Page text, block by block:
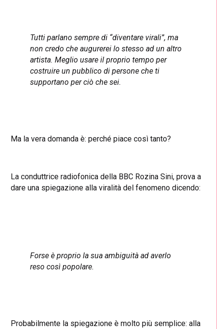
Tutti parlano sempre di “diventare virali”, ma
non credo che augurerei lo stesso ad un altro
artista. Meglio usare il proprio tempo per
costruire un pubblico di persone che ti
supportano per ciò che sei.
Ma la vera domanda è: perché piace così tanto?
La conduttrice radiofonica della BBC Rozina Sini, prova a
dare una spiegazione alla viralità del fenomeno dicendo:
Forse è proprio la sua ambiguità ad averlo
reso così popolare.
Probabilmente la spiegazione è molto più semplice: alla